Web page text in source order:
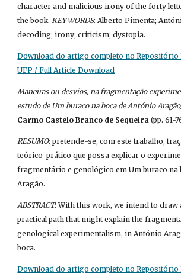
character and malicious irony of the forty
the book. KEYWORDS: Alberto Pimenta;
decoding; irony; criticism; dystopia.
Download do artigo completo no
UFP / Full Article Download
Maneiras ou desvios, na fragmentação
estudo de Um buraco na boca de António
Carmo Castelo Branco de Sequeira (pp. 61-
RESUMO: pretende-se, com este trabalho,
teórico-prático que possa explicar o
fragmentário e genológico em Um buraco na
Aragão.
ABSTRACT: With this work, we intend to draw
practical path that might explain the
genological experimentalism, in António
boca.
Download do artigo completo no